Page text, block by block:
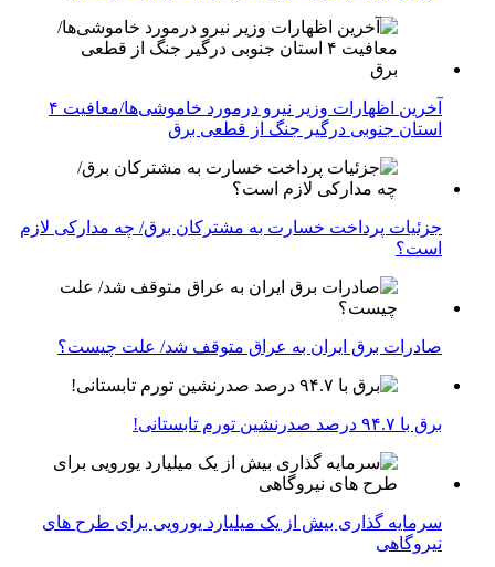
آخرین اظهارات وزیر نیرو درمورد خاموشی‌ها/معافیت ۴
استان جنوبی درگیر جنگ از قطعی برق
جزئیات پرداخت خسارت به مشترکان برق/ چه مدارکی لازم
است؟
صادرات برق ایران به عراق متوقف شد/ علت چیست؟
برق با ۹۴.۷ درصد صدرنشین تورم تابستانی!
سرمایه گذاری بیش از یک میلیارد یورویی برای طرح های
نیروگاهی